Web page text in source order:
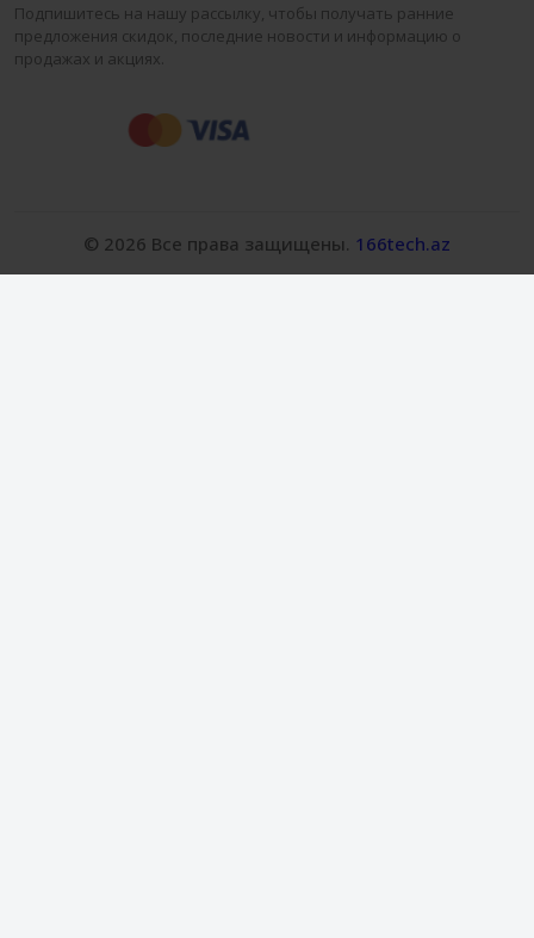
Подпишитесь на нашу рассылку, чтобы получать ранние
предложения скидок, последние новости и информацию о
продажах и акциях.
© 2026 Все права защищены. 166tech.az